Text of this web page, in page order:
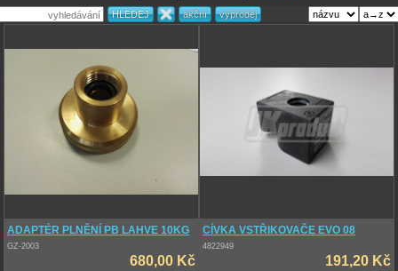
ADAPTÉR PLNĚNÍ PB LAHVE 10KG
GZ-2003
680,00 Kč
CÍVKA VSTŘIKOVAČE EVO 08
4822949
191,20 Kč